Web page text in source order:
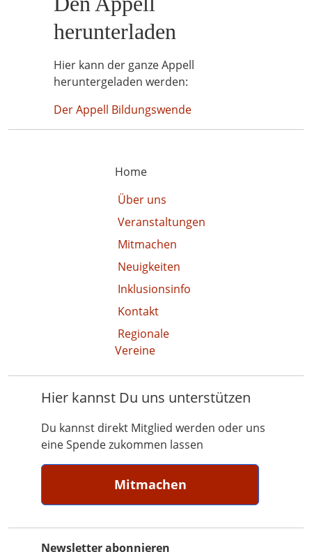
herunterladen
Hier kann der ganze Appell
heruntergeladen werden:
Der Appell Bildungswende
Home
Über uns
Veranstaltungen
Mitmachen
Neuigkeiten
Inklusionsinfo
Kontakt
Regionale
Vereine
Hier kannst Du uns unterstützen
Du kannst direkt Mitglied werden oder uns
eine Spende zukommen lassen
Mitmachen
Newsletter abonnieren